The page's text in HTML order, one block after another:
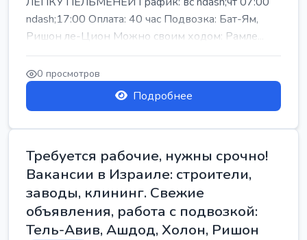
ndash;17:00 Оплата: 40 час Подвозка: Бат-Ям,
Ришон ле-Цион Можно своим ходом: Рамле...
0 просмотров
Подробнее
Требуется рабочие, нужны срочно!
Вакансии в Израиле: строители,
заводы, клининг. Свежие
объявления, работа с подвозкой:
Тель-Авив, Ашдод, Холон, Ришон